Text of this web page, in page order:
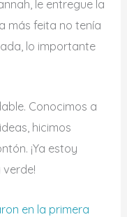
le entregue la
más feita no tenía
lo importante
Conocimos a
hicimos
¡Ya estoy
en la primera